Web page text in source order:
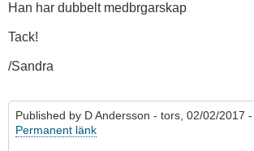
Han har dubbelt medbrgarskap
Tack!
/Sandra
Published by D Andersson - tors, 02/02/2017
Permanent länk